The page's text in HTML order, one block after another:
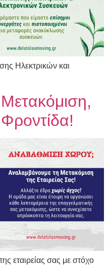
Ηλεκτρικών και
εταιρείας σας με στόχο